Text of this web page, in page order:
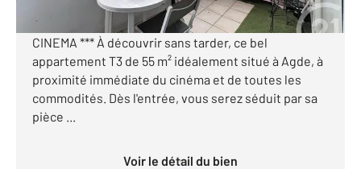
*** APPARTEMENT T3 + TERRASSE - SECTEUR DU
CINEMA *** À découvrir sans tarder, ce bel
appartement T3 de 55 m² idéalement situé à Agde, à
proximité immédiate du cinéma et de toutes les
commodités. Dès l'entrée, vous serez séduit par sa
pièce ...
Voir le détail du bien